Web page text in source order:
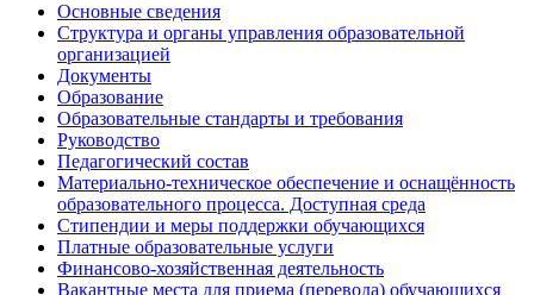
Основные сведения
Структура и органы управления образовательной
организацией
Документы
Образование
Образовательные стандарты и требования
Руководство
Педагогический состав
Материально-техническое обеспечение и оснащённость
образовательного процесса. Доступная среда
Стипендии и меры поддержки обучающихся
Платные образовательные услуги
Финансово-хозяйственная деятельность
Вакантные места для приема (перевода) обучающихся